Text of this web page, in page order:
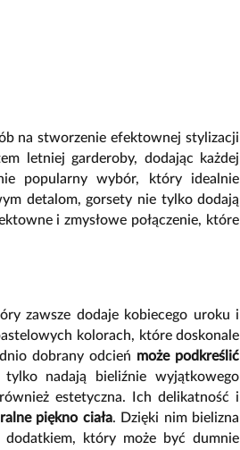
na stworzenie efektownej stylizacji
letniej garderoby, dodając każdej
popularny wybór, który idealnie
detalom, gorsety nie tylko dodają
i zmysłowe połączenie, które
zawsze dodaje kobiecego uroku i
kolorach, które doskonale
dobrany odcień może podkreślić
nadają bieliźnie wyjątkowego
estetyczna. Ich delikatność i
piękno ciała. Dzięki nim bielizna
który może być dumnie